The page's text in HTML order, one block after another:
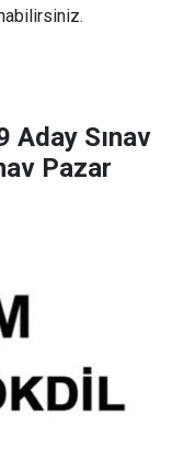
Aday Sınav
Pazar